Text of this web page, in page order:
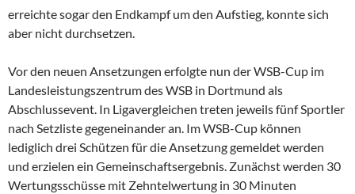
erreichte sogar den Endkampf um den Aufstieg, konnte sich
aber nicht durchsetzen.
Vor den neuen Ansetzungen erfolgte nun der WSB-Cup im
Landesleistungszentrum des WSB in Dortmund als
Abschlussevent. In Ligavergleichen treten jeweils fünf Sportler
nach Setzliste gegeneinander an. Im WSB-Cup können
lediglich drei Schützen für die Ansetzung gemeldet werden
und erzielen ein Gemeinschaftsergebnis. Zunächst werden 30
Wertungsschüsse mit Zehntelwertung in 30 Minuten